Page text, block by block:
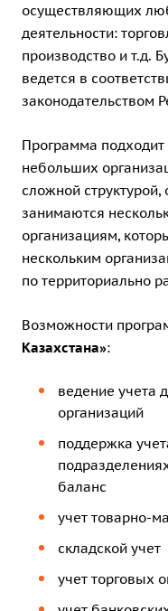
осуществляющих
деятельности:
производство и т.д.
ведется в
законодательством
Программа подходит
небольших
сложной структурой,
занимаются
организациям,
нескольким
по территориально
Возможности
Казахстана»:
ведение учета
организаций
поддержка
баланс
учет товарно-
складской учет
учет торговых